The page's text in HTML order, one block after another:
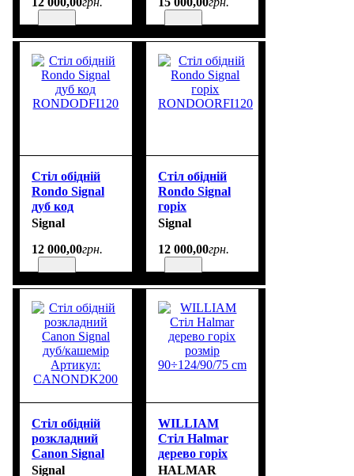
Стіл обідній
Rondo Signal
дуб код
RONDODFI120
Signal
12 000,00грн.
Стіл обідній
Rondo Signal
горіх
RONDOORFI120
Signal
12 000,00грн.
Стіл обідній
розкладний
Canon Signal
дуб/кашемір
Signal
WILLIAM
Стіл Halmar
дерево горіх
розмір
HALMAR